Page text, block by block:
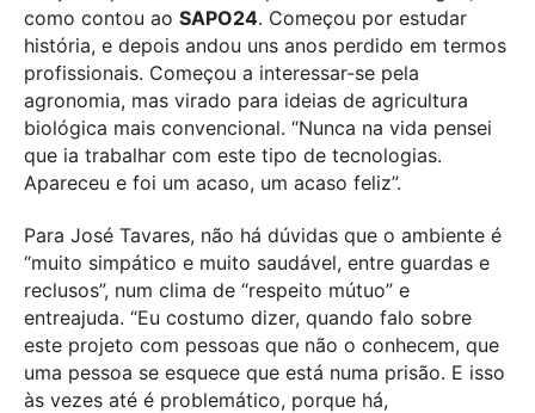
como contou ao SAPO24. Começou por estudar
história, e depois andou uns anos perdido em termos
profissionais. Começou a interessar-se pela
agronomia, mas virado para ideias de agricultura
biológica mais convencional. “Nunca na vida pensei
que ia trabalhar com este tipo de tecnologias.
Apareceu e foi um acaso, um acaso feliz”.
Para José Tavares, não há dúvidas que o ambiente é
“muito simpático e muito saudável, entre guardas e
reclusos”, num clima de “respeito mútuo” e
entreajuda. “Eu costumo dizer, quando falo sobre
este projeto com pessoas que não o conhecem, que
uma pessoa se esquece que está numa prisão. E isso
às vezes até é problemático, porque há,